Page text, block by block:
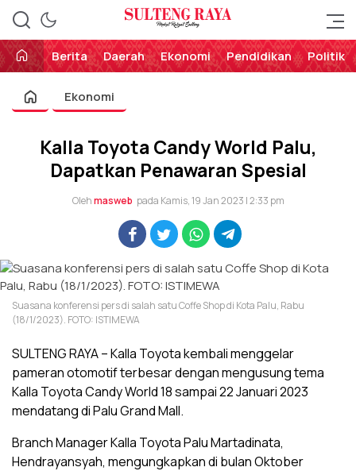
Sulteng Raya
Perekat Rakyat Sulteng
Berita
Daerah Ekonomi Pendidikan Politik
Ekonomi
Kalla Toyota Candy World Palu,
Dapatkan Penawaran Spesial
Olehmasweb pada Kamis, 19 Jan 2023 | 2:33 pm
Suasana konferensi pers di salah satu Coffe Shop di Kota Palu, Rabu
(18/1/2023). FOTO: ISTIMEWA
SULTENG RAYA – Kalla Toyota kembali menggelar
pameran otomotif terbesar dengan mengusung tema
Kalla Toyota Candy World 18 sampai 22 Januari 2023
mendatang di Palu Grand Mall.
Branch Manager Kalla Toyota Palu Martadinata,
Hendrayansyah, mengungkapkan di bulan Oktober